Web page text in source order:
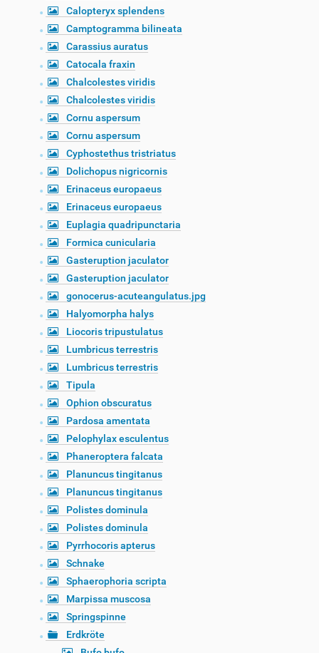
Calopteryx splendens
Camptogramma bilineata
Carassius auratus
Catocala fraxin
Chalcolestes viridis
Chalcolestes viridis
Cornu aspersum
Cornu aspersum
Cyphostethus tristriatus
Dolichopus nigricornis
Erinaceus europaeus
Erinaceus europaeus
Euplagia quadripunctaria
Formica cunicularia
Gasteruption jaculator
Gasteruption jaculator
gonocerus-acuteangulatus.jpg
Halyomorpha halys
Liocoris tripustulatus
Lumbricus terrestris
Lumbricus terrestris
Tipula
Ophion obscuratus
Pardosa amentata
Pelophylax esculentus
Phaneroptera falcata
Planuncus tingitanus
Planuncus tingitanus
Polistes dominula
Polistes dominula
Pyrrhocoris apterus
Schnake
Sphaerophoria scripta
Marpissa muscosa
Springspinne
Erdkröte